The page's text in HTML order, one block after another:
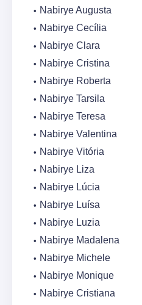
Nabirye Augusta
Nabirye Cecília
Nabirye Clara
Nabirye Cristina
Nabirye Roberta
Nabirye Tarsila
Nabirye Teresa
Nabirye Valentina
Nabirye Vitória
Nabirye Liza
Nabirye Lúcia
Nabirye Luísa
Nabirye Luzia
Nabirye Madalena
Nabirye Michele
Nabirye Monique
Nabirye Cristiana